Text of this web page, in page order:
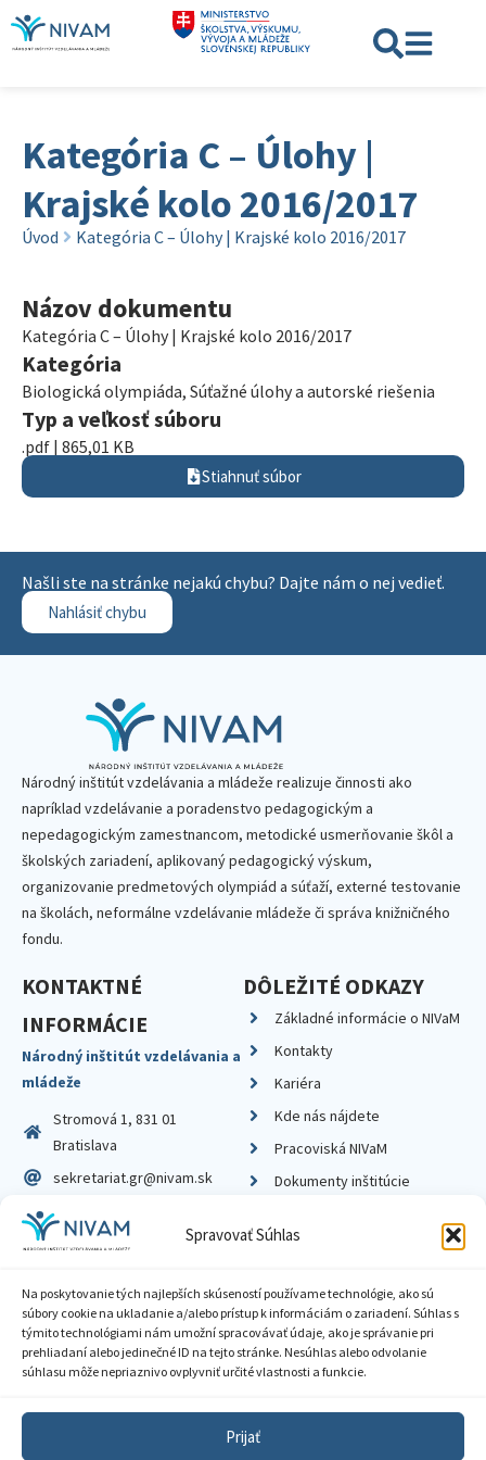
Spravovať Súhlas
Na poskytovanie tých najlepších skúseností používame technológie, ako sú
súbory cookie na ukladanie a/alebo prístup k informáciám o zariadení. Súhlas s
týmito technológiami nám umožní spracovávať údaje, ako je správanie pri
prehliadaní alebo jedinečné ID na tejto stránke. Nesúhlas alebo odvolanie
súhlasu môže nepriaznivo ovplyvniť určité vlastnosti a funkcie.
Prijať
Kategória C – Úlohy |
Krajské kolo 2016/2017
Úvod Kategória C – Úlohy | Krajské kolo 2016/2017
Názov dokumentu
Kategória C – Úlohy | Krajské kolo 2016/2017
Kategória
Biologická olympiáda, Súťažné úlohy a autorské riešenia
Typ a veľkosť súboru
.pdf | 865,01 KB
Stiahnuť súbor
Našli ste na stránke nejakú chybu? Dajte nám o nej vedieť.
Nahlásiť chybu
Národný inštitút vzdelávania a mládeže realizuje činnosti ako
napríklad vzdelávanie a poradenstvo pedagogickým a
nepedagogickým zamestnancom, metodické usmerňovanie škôl a
školských zariadení, aplikovaný pedagogický výskum,
organizovanie predmetových olympiád a súťaží, externé testovanie
na školách, neformálne vzdelávanie mládeže či správa knižničného
fondu.
KONTAKTNÉ
INFORMÁCIE
Národný inštitút vzdelávania a
mládeže
Stromová 1, 831 01
Bratislava
sekretariat.gr@nivam.sk
IČO: 00164348
DIČ: 2020798714
DÔLEŽITÉ ODKAZY
Základné informácie o NIVaM
Kontakty
Kariéra
Kde nás nájdete
Pracoviská NIVaM
Dokumenty inštitúcie
Zásady ochrany súkromia
Sprístupnenie informácií